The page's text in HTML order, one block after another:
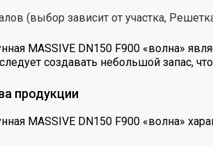
(выбор зависит от участка,
MASSIVE DN150 F900 «волна»
создавать небольшой запас,
продукции
MASSIVE DN150 F900 «волна»